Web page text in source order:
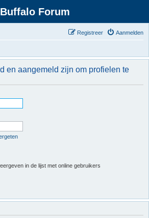
Buffalo Forum
Aanmelden
Registreer
en aangemeld zijn om profielen te
in de lijst met online gebruikers